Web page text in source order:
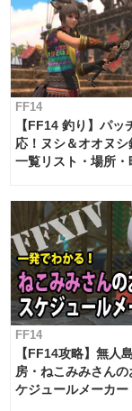
FF14
【FF14 釣り】パッ
応！ヌシ＆オオヌシ
一覧リスト・場所・
FF14
【FF14攻略】無人
房・ねこみみさんの
ケジュールメーカー